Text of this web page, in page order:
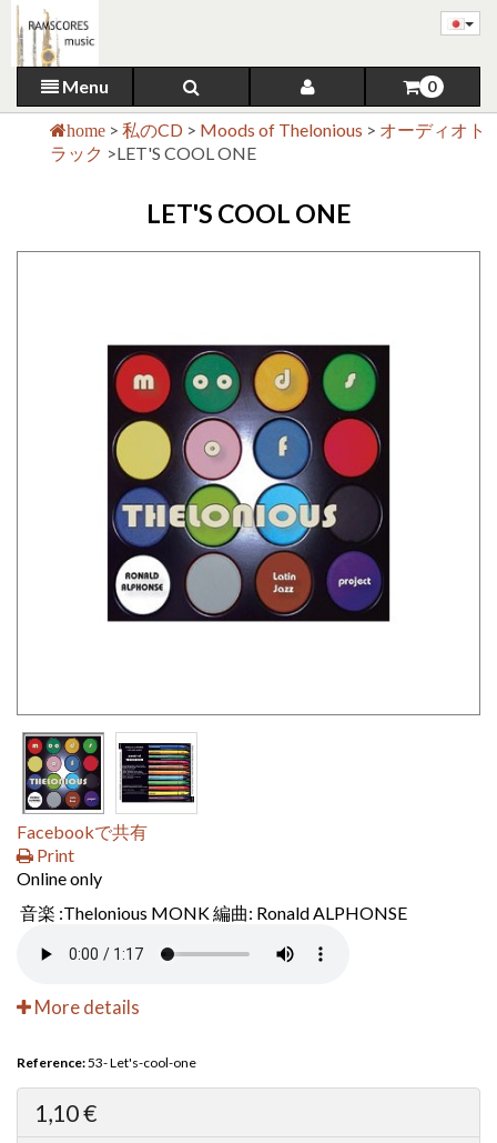
Menu 0
home > 私のCD > Moods of Thelonious > オーディオト
ラック >LET'S COOL ONE
LET'S COOL ONE
Facebookで共有
Print
Online only
音楽 :Thelonious MONK 編曲: Ronald ALPHONSE
More details
Reference:53- Let's-cool-one
1,10 €